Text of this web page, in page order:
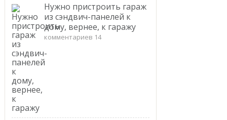
Нужно пристроить гараж
из сэндвич-панелей к
дому, вернее, к гаражу
комментариев 14